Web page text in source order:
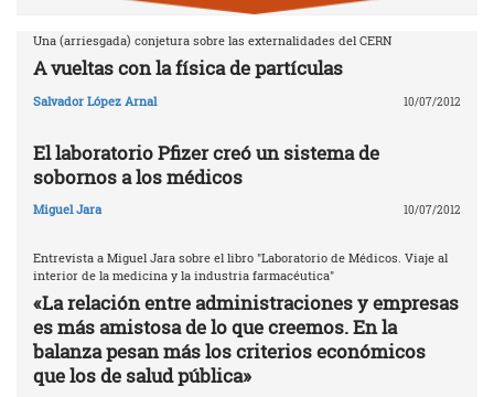
Una (arriesgada) conjetura sobre las externalidades del CERN
A vueltas con la física de partículas
Salvador López Arnal 10/07/2012
El laboratorio Pfizer creó un sistema de
sobornos a los médicos
Miguel Jara 10/07/2012
Entrevista a Miguel Jara sobre el libro "Laboratorio de Médicos. Viaje al
interior de la medicina y la industria farmacéutica"
«La relación entre administraciones y empresas
es más amistosa de lo que creemos. En la
balanza pesan más los criterios económicos
que los de salud pública»